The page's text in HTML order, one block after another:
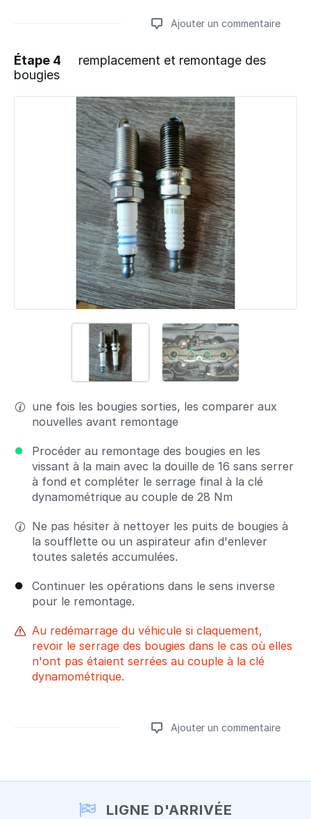
Ajouter un commentaire
Étape 4
remplacement et remontage des
bougies
une fois les bougies sorties, les comparer aux
nouvelles avant remontage
Procéder au remontage des bougies en les
vissant à la main avec la douille de 16 sans serrer
à fond et compléter le serrage final à la clé
dynamométrique au couple de 28 Nm
Ne pas hésiter à nettoyer les puits de bougies à
la soufflette ou un aspirateur afin d'enlever
toutes saletés accumulées.
Continuer les opérations dans le sens inverse
pour le remontage.
Au redémarrage du véhicule si claquement,
revoir le serrage des bougies dans le cas où elles
n'ont pas étaient serrées au couple à la clé
dynamométrique.
Ajouter un commentaire
LIGNE D'ARRIVÉE